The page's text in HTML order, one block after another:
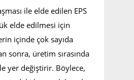
ile elde edilen EPS
elde edilmesi için
içinde çok sayıda
sonra, üretim sırasında
yer değiştirir. Böylece,